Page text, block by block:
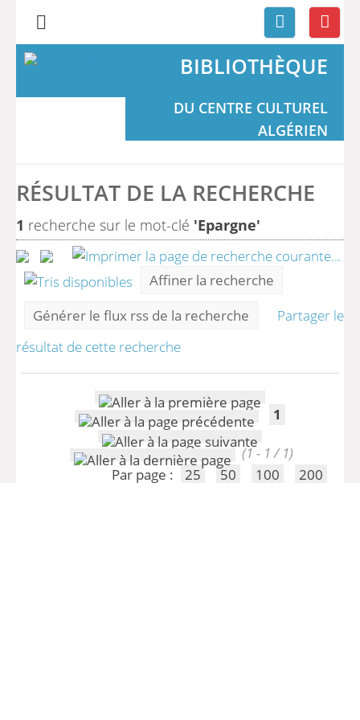
BIBLIOTHÈQUE
DU CENTRE CULTUREL
ALGÉRIEN
RÉSULTAT DE LA RECHERCHE
1 recherche sur le mot-clé 'Epargne'
Affiner la recherche
Générer le flux rss de la recherche
Partager le
résultat de cette recherche
1
(1 - 1 / 1)
Par page :
25 50 100 200